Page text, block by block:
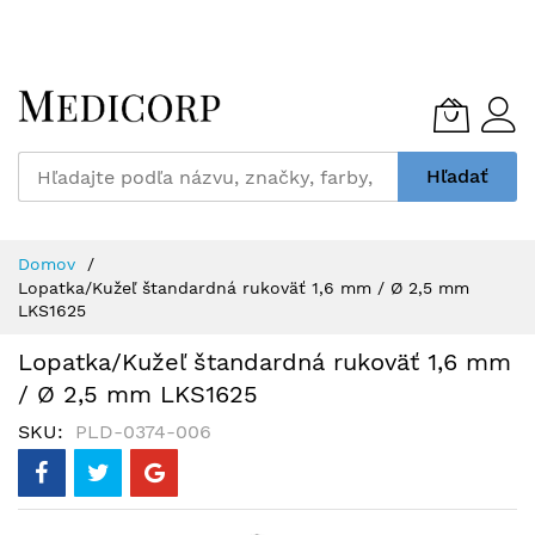
to
Content
Hľadať
Domov
Lopatka/Kužeľ štandardná rukoväť 1,6 mm / Ø 2,5 mm
LKS1625
Lopatka/Kužeľ štandardná rukoväť 1,6 mm
/ Ø 2,5 mm LKS1625
SKU PLD-0374-006